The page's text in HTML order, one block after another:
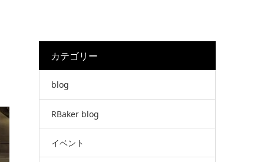
カテゴリー
blog
RBaker blog
イベント